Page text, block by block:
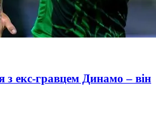
з екс-гравцем Динамо – він